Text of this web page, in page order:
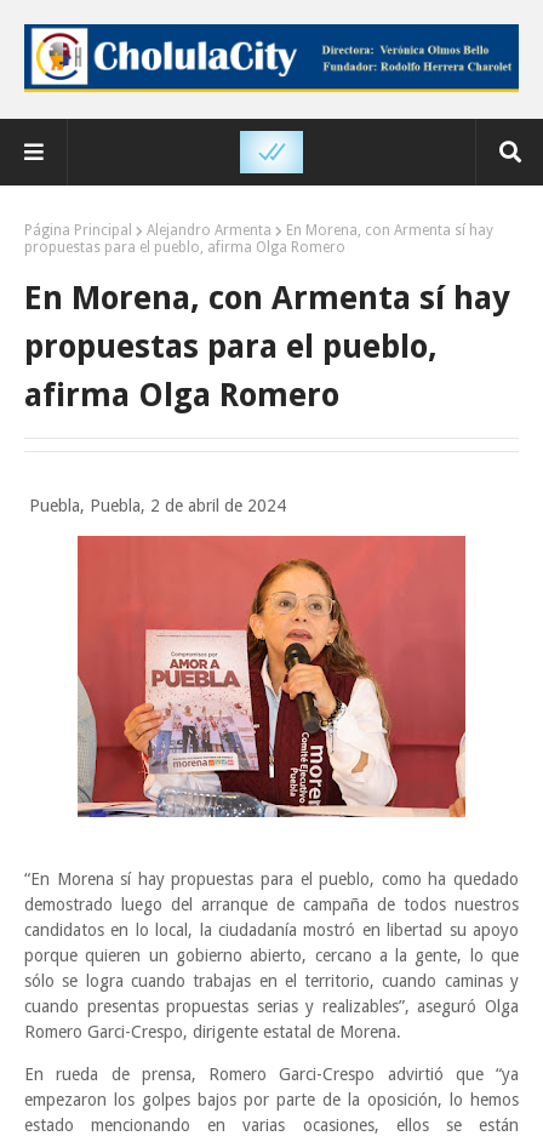
Página Principal Alejandro Armenta
En Morena, con Armenta sí hay
propuestas para el pueblo, afirma Olga Romero
En Morena, con Armenta sí hay
propuestas para el pueblo,
afirma Olga Romero
Puebla, Puebla, 2 de abril de 2024
“En Morena sí hay propuestas para el pueblo, como ha quedado
demostrado luego del arranque de campaña de todos nuestros
candidatos en lo local, la ciudadanía mostró en libertad su apoyo
porque quieren un gobierno abierto, cercano a la gente, lo que
sólo se logra cuando trabajas en el territorio, cuando caminas y
cuando presentas propuestas serias y realizables”, aseguró Olga
Romero Garci-Crespo, dirigente estatal de Morena.
En rueda de prensa, Romero Garci-Crespo advirtió que “ya
empezaron los golpes bajos por parte de la oposición, lo hemos
estado mencionando en varias ocasiones, ellos se están